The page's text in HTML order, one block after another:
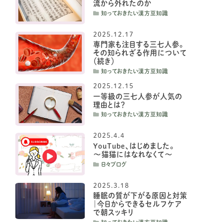
流から外れたのか
知っておきたい漢方豆知識
2025.12.17
専門家も注目する三七人参。
その知られざる作用について
（続き）
知っておきたい漢方豆知識
2025.12.15
一等級の三七人参が人気の
理由とは？
知っておきたい漢方豆知識
2025.4.4
YouTube、はじめました。
〜猫猫にはなれなくて〜
日々ブログ
2025.3.18
睡眠の質が下がる原因と対策
｜今日からできるセルフケア
で朝スッキリ